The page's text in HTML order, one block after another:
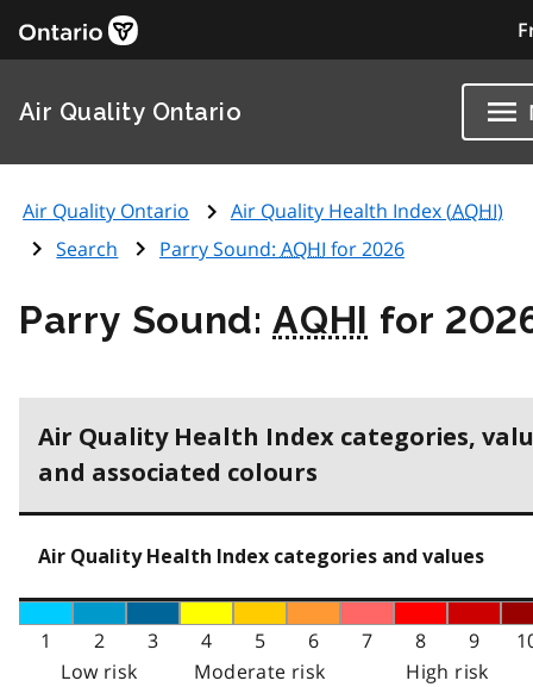
Air Quality Ontario
Air Quality Ontario Air Quality Health Index (AQHI)
Search
Parry Sound: AQHI for 2026
Parry Sound:AQHI for
Air Quality Health Index categories,
and associated colours
Air Quality Health Index categories and values
1 2 3 4 5 6 7 8 9
Low risk
Moderate risk
High risk